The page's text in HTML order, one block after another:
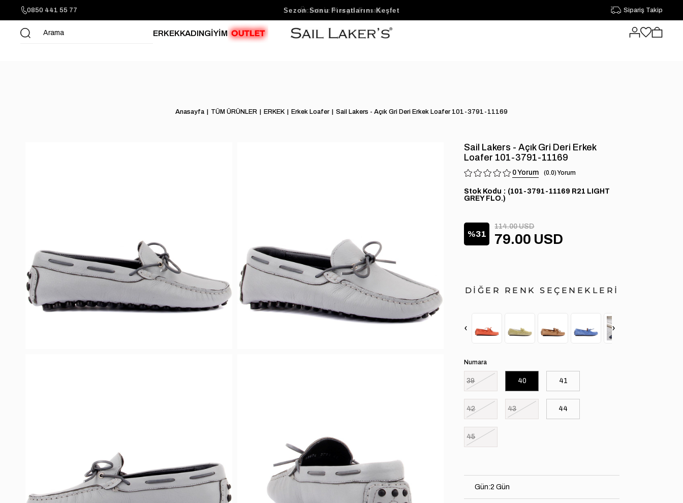
0850 441 55 77 Sezon Sonu Fırsatlarını Keşfet Sipariş Takip
ERKEKKADINGİYİM
Anasayfa TÜM ÜRÜNLER ERKEK Erkek Loafer Sail Lakers - Açık Gri Deri Erkek Loafer 101-3791-11169
Sail Lakers - Açık Gri Deri Erkek
Loafer 101-3791-11169
0 0.0
Stok Kodu
(101-3791-11169 R21 LIGHT
GREY FLO.)
31
114.00 USD
79.00 USD
DİĞER RENK SEÇENEKLERİ
‹ ›
Numara
39 40 41
42 43 44
45
Gün:2 Gün